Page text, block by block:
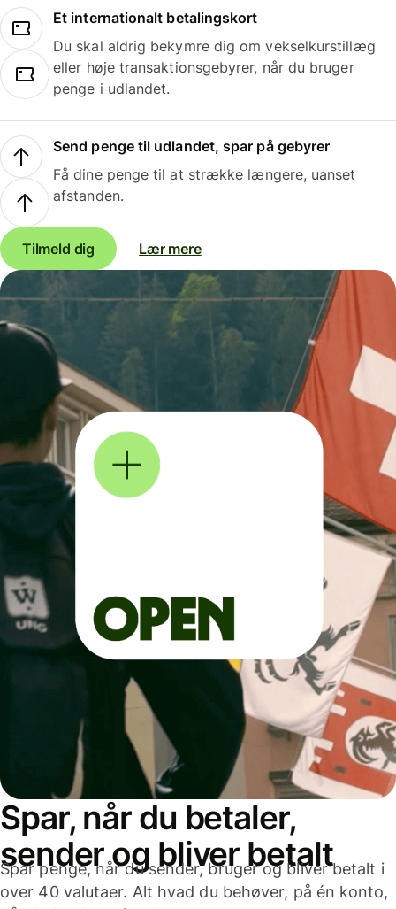
Et internationalt betalingskort
Du skal aldrig bekymre dig om vekselkurstillæg
eller høje transaktionsgebyrer, når du bruger
penge i udlandet.
Send penge til udlandet, spar på gebyrer
Få dine penge til at strække længere, uanset
afstanden.
Tilmeld dig Lær mere
Spar, når du betaler,
sender og bliver betalt
Spar penge, når du sender, bruger og bliver betalt i
over 40 valutaer. Alt hvad du behøver, på én konto,